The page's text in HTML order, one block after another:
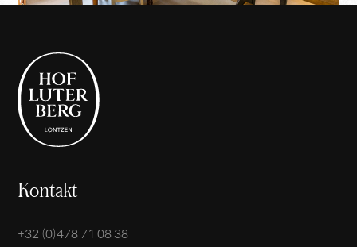
Kontakt
+32 (0)478 71 08 38